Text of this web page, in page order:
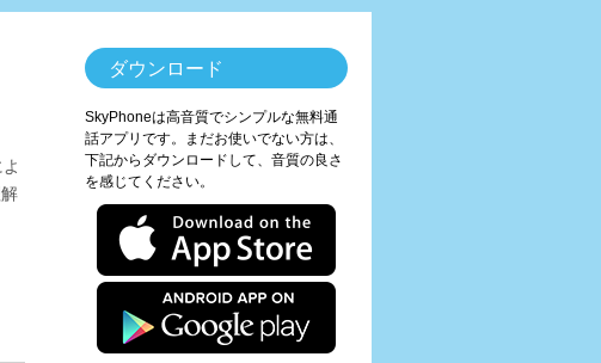
ダウンロード
SkyPhoneは高音質でシンプルな無料通
話アプリです。まだお使いでない方は、
下記からダウンロードして、音質の良さ
を感じてください。